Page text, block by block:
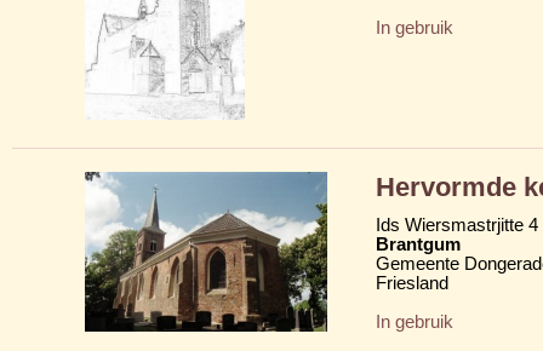
In gebruik
Hervormde
Ids Wiersmastrjitte 4
Brantgum
Gemeente
Friesland
In gebruik